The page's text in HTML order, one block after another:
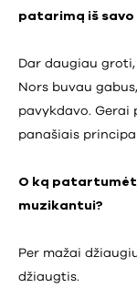
patarimą iš
Dar daugiau
Nors buvau
pavykdavo. Gerai
panašiais
O ką
muzikantui?
Per mažai
džiaugtis.